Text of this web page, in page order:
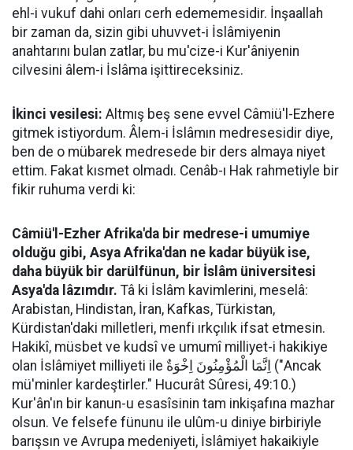
ehl-i vukuf dahi onları cerh edememesidir. İnşaallah
bir zaman da, sizin gibi uhuvvet-i İslâmiyenin
anahtarını bulan zatlar, bu mu'cize-i Kur'âniyenin
cilvesini âlem-i İslâma işittireceksiniz.
İkinci vesilesi: Altmış beş sene evvel Câmiü'l-Ezhere
gitmek istiyordum. Âlem-i İslâmın medresesidir diye,
ben de o mübarek medresede bir ders almaya niyet
ettim. Fakat kısmet olmadı. Cenâb-ı Hak rahmetiyle bir
fikir ruhuma verdi ki:
Câmiü'l-Ezher Afrika'da bir medrese-i umumiye
olduğu gibi, Asya Afrika'dan ne kadar büyük ise,
daha büyük bir darülfünun, bir İslâm üniversitesi
Asya'da lâzımdır. Tâ ki İslâm kavimlerini, meselâ:
Arabistan, Hindistan, İran, Kafkas, Türkistan,
Kürdistan'daki milletleri, menfi ırkçılık ifsat etmesin.
Hakikî, müsbet ve kudsî ve umumî milliyet-i hakikiye
olan İslâmiyet milliyeti ile اِنَّمَا الْمُؤْمِنُونَ اِخْوَةٌ ("Ancak
mü'minler kardeştirler." Hucurât Sûresi, 49:10.)
Kur'ân'ın bir kanun-u esasîsinin tam inkişafına mazhar
olsun. Ve felsefe fünunu ile ulûm-u diniye birbiriyle
barışsın ve Avrupa medeniyeti, İslâmiyet hakaikiyle